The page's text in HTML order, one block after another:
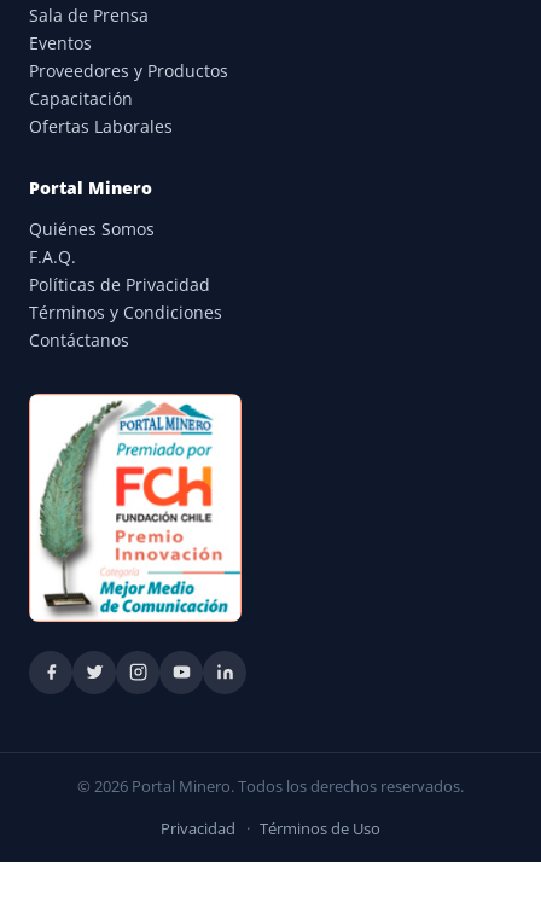
Sala de Prensa
Eventos
Proveedores y Productos
Capacitación
Ofertas Laborales
Portal Minero
Quiénes Somos
F.A.Q.
Políticas de Privacidad
Términos y Condiciones
Contáctanos
© 2026 Portal Minero. Todos los derechos reservados.
Privacidad · Términos de Uso